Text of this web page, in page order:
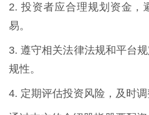
2. 投资者应合理规划资金，
易。
3. 遵守相关法律法规和平台
规性。
4. 定期评估投资风险，及时调